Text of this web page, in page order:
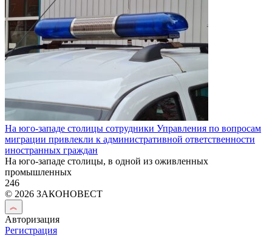
На юго-западе столицы сотрудники Управления по вопросам
миграции привлекли к административной ответственности
иностранных граждан
На юго-западе столицы, в одной из оживленных
промышленных
246
© 2026 ЗАКОНОВЕСТ
Авторизация
Регистрация